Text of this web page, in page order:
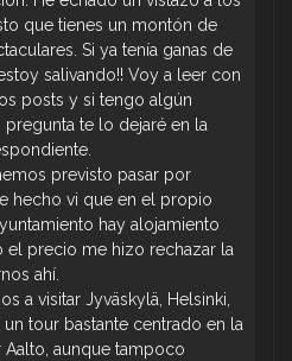
que tienes un montón de
Si ya tenía ganas de
estoy salivando!! Voy a leer con
posts y si tengo algún
te lo dejaré en la
previsto pasar por
hecho vi que en el propio
hay alojamiento
el precio me hizo rechazar la
ahí.
a visitar Jyväskylä, Helsinki,
un tour bastante centrado en la
Aalto, aunque tampoco